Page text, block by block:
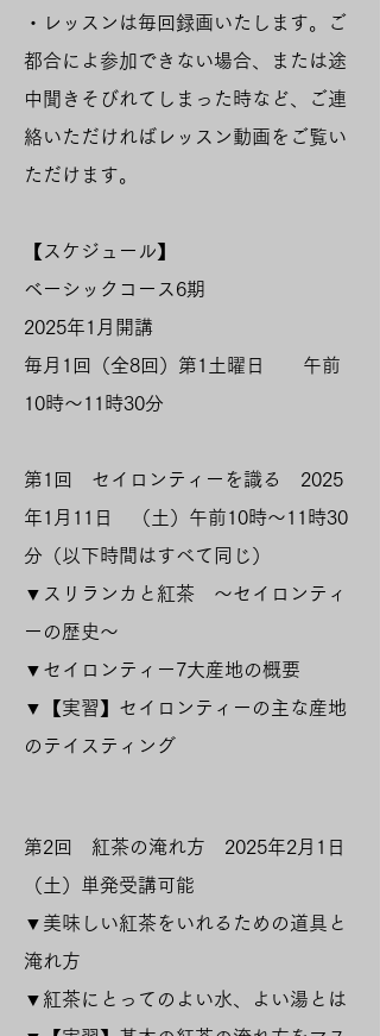
​・レッスンは毎回録画いたします。ご
都合によ参加できない場合、または途
中聞きそびれてしまった時など、ご連
絡いただければレッスン動画をご覧い
ただけます。
​ 【スケジュール】
ベーシックコース6期
2025年1月開講
毎月1回
（全8回）第1土曜日 午前
10時～11時30分
​第1回 セイロンティーを識る 2025
年1月11日 （土）午前10時～11時30
分（以下時間はすべて同じ）
▼スリランカと紅茶 ～セイロンティ
ーの歴史～
▼セイロンティー7大産地の概要
▼【実習】セイロンティーの主な産地
のテイスティング
​第2回 紅茶の淹れ方 2025年2月1日
（土）
単発受講可能
▼美味しい紅茶をいれるための道具と
淹れ方
▼紅茶にとってのよい水、よい湯とは